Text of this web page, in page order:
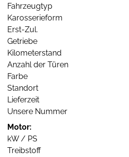
Fahrzeugtyp
Karosserieform
Erst-Zul.
Getriebe
Kilometerstand
Anzahl der Türen
Farbe
Standort
Lieferzeit
Unsere Nummer
Motor:
kW / PS
Treibstoff